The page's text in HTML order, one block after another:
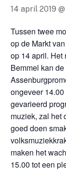
14 april 2019
Tussen twee
op de Markt
op 14 april. Het
Bemmel kan
ongeveer
gevarieerd
muziek, zal het
goed doen
maken het
15.00 tot een